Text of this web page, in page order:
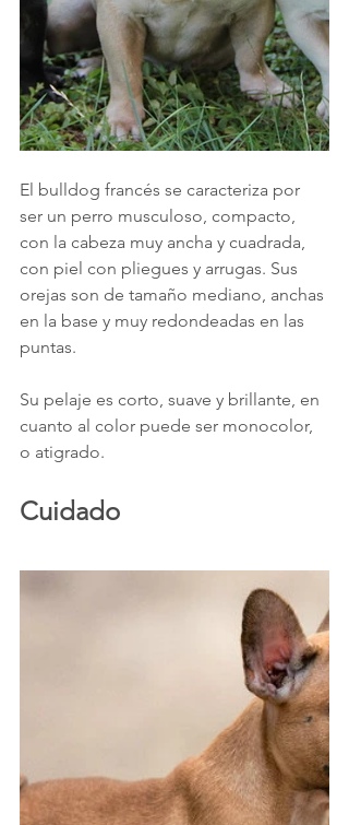
El bulldog francés se caracteriza por
ser un perro musculoso, compacto,
con la cabeza muy ancha y cuadrada,
con piel con pliegues y arrugas. Sus
orejas son de tamaño mediano, anchas
en la base y muy redondeadas en las
puntas.
Su pelaje es corto, suave y brillante, en
cuanto al color puede ser monocolor,
o atigrado.
Cuidado